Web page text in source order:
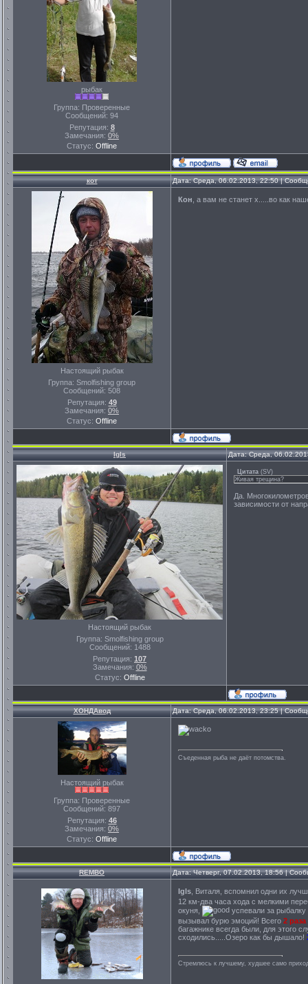
рыбак
Группа: Проверенные
Сообщений: 94
Репутация: 8
Замечания: 0%
Статус: Offline
кот Дата: Среда, 06.02.2013, 22:50 |
Настоящий рыбак
Группа: Smolfishing group
Сообщений: 508
Репутация: 49
Замечания: 0%
Статус: Offline
Кон , а вам не станет х.....во как
Igls Дата: Среда,
Настоящий рыбак
Группа: Smolfishing group
Сообщений: 1488
Репутация: 107
Замечания: 0%
Статус: Offline
Цитата (SV)
Живая трещина?
Да.
зависимости от
ХОНДАвод Дата: Среда, 06.02.2013, 23:25 |
Настоящий рыбак
Группа: Проверенные
Сообщений: 897
Репутация: 46
Замечания: 0%
Статус: Offline
Съеденная рыба не даёт потомства.
REMBO Дата: Четверг, 07.02.2013, 18:56 |
Igls , Виталя, вспомнил одни их
12 км-два часа хода с мелкими
окуня,
успевали за
вызывал бурю эмоций! Всего 2 раза
багажнике всегда были, для этого
сходились.....Озеро как бы дышало!
Стремлюсь к лучшему, худшее само